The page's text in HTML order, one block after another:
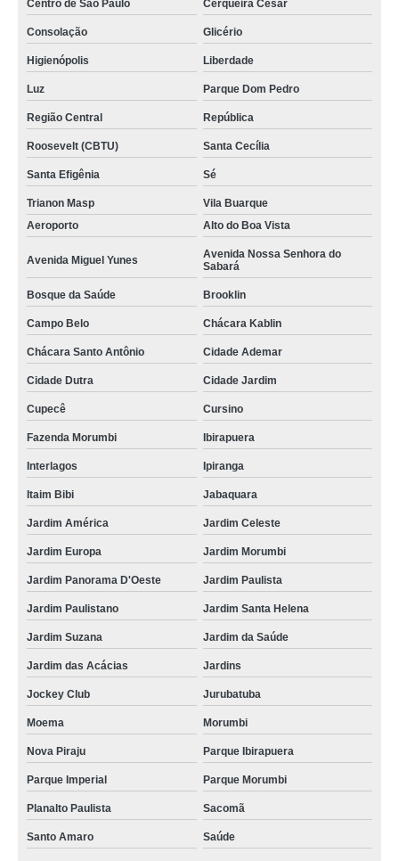
Centro de São Paulo Cerqueira César
Consolação Glicério
Higienópolis Liberdade
Luz Parque Dom Pedro
Região Central República
Roosevelt (CBTU) Santa Cecília
Santa Efigênia Sé
Trianon Masp
Vila Buarque
Aeroporto
Alto do Boa Vista
Avenida Miguel Yunes
Avenida Nossa Senhora do
Sabará
Bosque da Saúde Brooklin
Campo Belo Chácara Kablin
Chácara Santo Antônio Cidade Ademar
Cidade Dutra Cidade Jardim
Cupecê Cursino
Fazenda Morumbi Ibirapuera
Interlagos Ipiranga
Itaim Bibi Jabaquara
Jardim América Jardim Celeste
Jardim Europa Jardim Morumbi
Jardim Panorama D'Oeste Jardim Paulista
Jardim Paulistano Jardim Santa Helena
Jardim Suzana Jardim da Saúde
Jardim das Acácias Jardins
Jockey Club Jurubatuba
Moema Morumbi
Nova Piraju Parque Ibirapuera
Parque Imperial Parque Morumbi
Planalto Paulista Sacomã
Santo Amaro Saúde